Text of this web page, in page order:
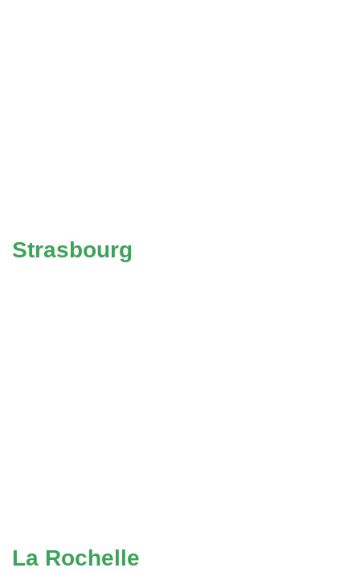
Strasbourg
La Rochelle